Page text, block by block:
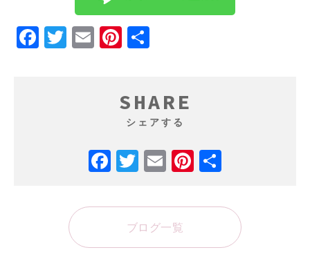
Facebook
Twitter
EmailPinterest
SHARE
シェアする
Facebook
Twitter
EmailPinterest
ブログ一覧